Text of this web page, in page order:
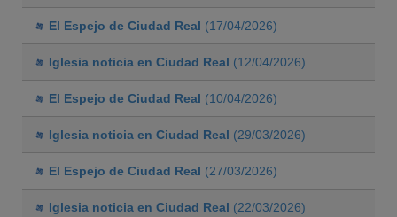
El Espejo de Ciudad Real (17/04/2026)
Iglesia noticia en Ciudad Real (12/04/2026)
El Espejo de Ciudad Real (10/04/2026)
Iglesia noticia en Ciudad Real (29/03/2026)
El Espejo de Ciudad Real (27/03/2026)
Iglesia noticia en Ciudad Real (22/03/2026)